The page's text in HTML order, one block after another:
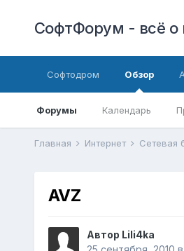
СофтФорум - всё о
Софтодром Обзор
Форумы Календарь
Главная Интернет Сетевая
AVZ
Автор Lili4ka